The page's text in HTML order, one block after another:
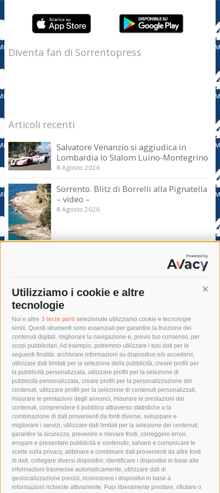
Utilizziamo i cookie e altre
tecnologie
Noi e altre 3 terze parti selezionate utilizziamo cookie e tecnologie
simili. Questi strumenti sono essenziali per garantire la fruizione dei
contenuti digitali, migliorare la navigazione e, previo tuo consenso, per
scopi pubblicitari. Ad esempio, potremmo utilizzare i tuoi dati per le
seguenti finalità: archiviare informazioni su dispositivo e/o accedervi,
utilizzare dati limitati per la selezione della pubblicità, creare profili per
la pubblicità personalizzata, utilizzare profili per la selezione di
pubblicità personalizzata, creare profili per la personalizzazione dei
contenuti, utilizzare profili per la selezione di contenuti personalizzati,
misurare le prestazioni degli annunci, misurare le prestazioni dei
contenuti, comprendere il pubblico attraverso statistiche o la
combinazione di dati provenienti da fonti diverse, sviluppare e
migliorare i servizi, utilizzare dati limitati per la selezione dei contenuti,
garantire la sicurezza, prevenire e rilevare frodi, correggere errori,
erogare e presentare pubblicità e contenuto, salvare e comunicare le
scelte sulla privacy, abbinare e combinare dati provenienti da altre fonti
di dati, collegare diversi dispositivi, identificare i dispositivi in base alle
informazioni trasmesse automaticamente, utilizzare dati di
geolocalizzazione precisi, riconoscere i dispositivi in base a
informazioni richieste attivamente. Puoi liberamente prestare, rifiutare o
Diventa fan di Sorrentopress
Articoli recenti
Salvatore Venanzio si aggiudica in
Lombardia lo Slalom Luino-Montegrino
8 Agosto 2026
Sorrento. Blitz di Borrelli alla Pignatella
– video –
8 Agosto 2026
Sorrento. Le denunce: Bivacchi e rifiuti
8 Agosto 2026
Tag
acqua allerta meteo
anas
area marina protetta di punta campanella
arresto
Asl Napoli 3 sud
capitaneria di porto capri
carabinieri
castellammare di stabia
circumvesuviana
comune di sorrento
concerto
contagi
costiera amalfitana
covid-19 eav
elezioni
fondazione sorrento
gori guardia costiera
incidente
lavori
lorenzo balducelli mare
massa lubrense
massimo coppola
Meta napoli
ordinanza
penisola sorrentina
piano di sorrento
polizia municipale